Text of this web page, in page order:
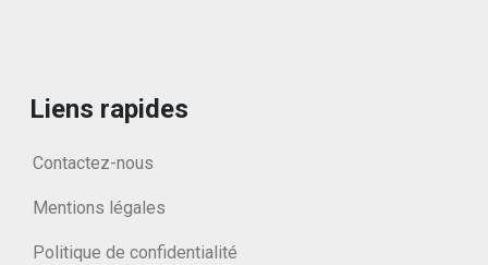
Liens rapides
Contactez-nous
Mentions légales
Politique de confidentialité